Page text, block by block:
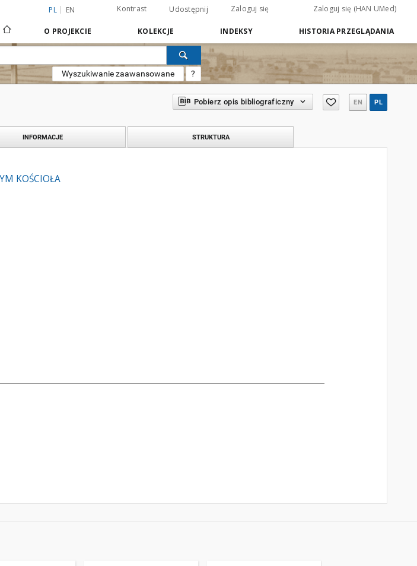
PL EN Kontrast Udostępnij Zaloguj się Zaloguj się (HAN UMed)
O PROJEKCIE KOLEKCJE INDEKSY HISTORIA PRZEGLĄDANIA
Wyszukiwanie zaawansowane ?
Pobierz opis bibliograficzny EN PL
INFORMACJE STRUKTURA
KOŚCIOŁA